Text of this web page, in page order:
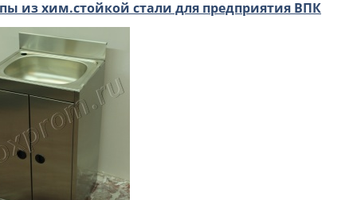
из хим.стойкой стали для предприятия ВПК